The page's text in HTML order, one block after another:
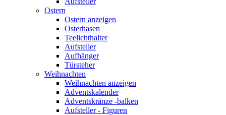
Ostern
Ostern anzeigen
Osterhasen
Teelichthalter
Aufsteller
Aufhänger
Türsteher
Weihnachten
Weihnachten anzeigen
Adventskalender
Adventskränze -balken
Aufsteller - Figuren